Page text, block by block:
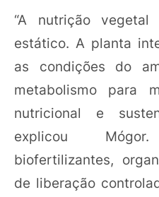
“A nutrição
estático. A planta
as condições do
metabolismo para
nutricional e
explicou
biofertilizantes,
de liberação